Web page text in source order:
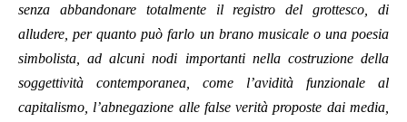
senza abbandonare totalmente il registro del grottesco, di
alludere, per quanto può farlo un brano musicale o una poesia
simbolista, ad alcuni nodi importanti nella costruzione della
soggettività contemporanea, come l’avidità funzionale al
capitalismo, l’abnegazione alle false verità proposte dai media,